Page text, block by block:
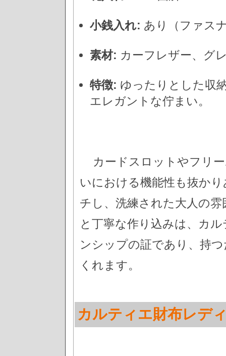
小銭入れ: あり（ファス
素材: カーフレザー、グ
特徴: ゆったりとした収
エレガントな佇まい。
カードスロットやフリ
いにおける機能性も抜か
チし、洗練された大人の
と丁寧な作り込みは、カ
ンシップの証であり、持
くれます。
カルティエ財布レデ